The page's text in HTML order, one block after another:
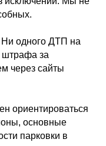
Ни одного ДТП на
штрафа за
через сайты
ориентироваться
основные
парковки в